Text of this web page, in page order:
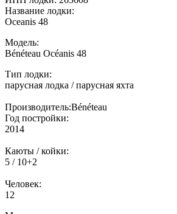
Название лодки:
Oceanis 48
Модель:
Bénéteau Océanis 48
Тип лодки:
парусная лодка / парусная яхта
Производитель:Bénéteau
Год постройки:
2014
Каюты / койки:
5 / 10+2
Человек:
12